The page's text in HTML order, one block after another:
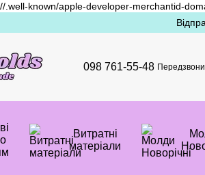
.well-known/apple-developer-merchantid-
098 761-55-48
Витратні
матеріали